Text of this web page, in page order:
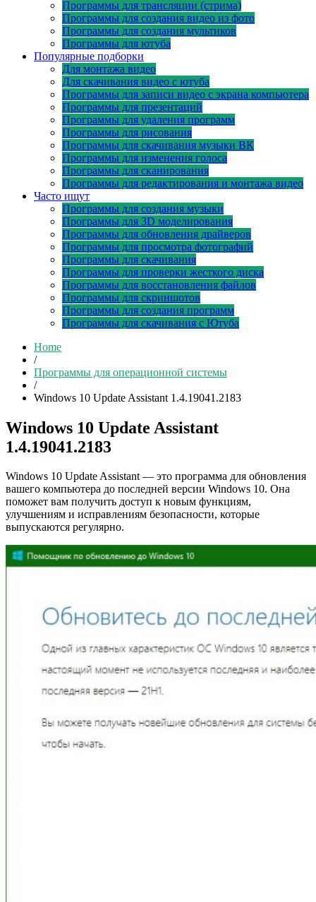
Программы для трансляции (стрима)
Программы для создания видео из фото
Программы для создания мультиков
Программы для ютуба
Популярные подборки
Для монтажа видео
Для скачивания видео с ютуба
Программы для записи видео с экрана компьютера
Программы для презентаций
Программы для удаления программ
Программы для рисования
Программы для скачивания музыки ВК
Программы для изменения голоса
Программы для сканирования
Программы для редактирования и монтажа видео
Часто ищут
Программы для создания музыки
Программы для 3D моделирования
Программы для обновления драйверов
Программы для просмотра фотографий
Программы для скачивания
Программы для проверки жесткого диска
Программы для восстановления файлов
Программы для скриншотов
Программы для создания программ
Программы для скачивания с Ютуба
Home
/
Программы для операционной системы
/
Windows 10 Update Assistant 1.4.19041.2183
Windows 10 Update Assistant
1.4.19041.2183
Windows 10 Update Assistant — это программа для обновления
вашего компьютера до последней версии Windows 10. Она
поможет вам получить доступ к новым функциям,
улучшениям и исправлениям безопасности, которые
выпускаются регулярно.